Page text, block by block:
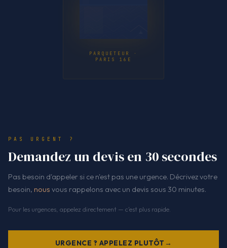
PARQUETEUR ·
PARIS 16E
PAS URGENT ?
Demandez un devis en 30 secondes
Pas besoin d'appeler si ce n'est pas une urgence. Décrivez votre
besoin, nous vous rappelons avec un devis sous 30 minutes.
Pour les urgences, appelez directement — c'est plus rapide.
URGENCE ? APPELEZ PLUTÔT